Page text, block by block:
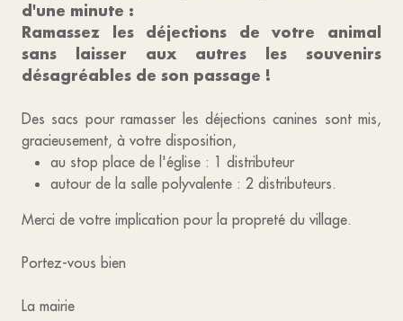
d'une minute :
Ramassez les déjections de votre animal
sans laisser aux autres les souvenirs
désagréables de son passage !
Des sacs pour ramasser les déjections canines sont mis,
gracieusement, à votre disposition,
au stop place de l'église : 1 distributeur
autour de la salle polyvalente : 2 distributeurs.
Merci de votre implication pour la propreté du village.
Portez-vous bien
La mairie